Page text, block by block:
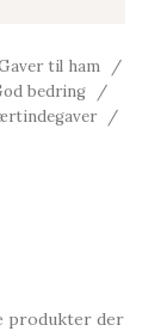
til ham
bedring
produkter der